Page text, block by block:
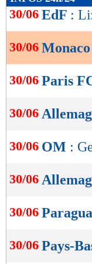
de
OK
30/06 EdF :
30/06 Monaco
30/06 Paris
30/06
30/06 OM :
30/06
30/06
30/06 Pays-